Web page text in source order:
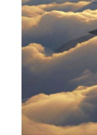
Kategoriler
Tümü
Duyurular
Grafik Tasarım [11]
Haberler[10]
IT[3]
Mobil Uygulama [1]
Siber Güvenlik[3]
Sosyal Medya Yönetimi
Teknoloji[7]
Web Tasarım
Web Yazılım[3]